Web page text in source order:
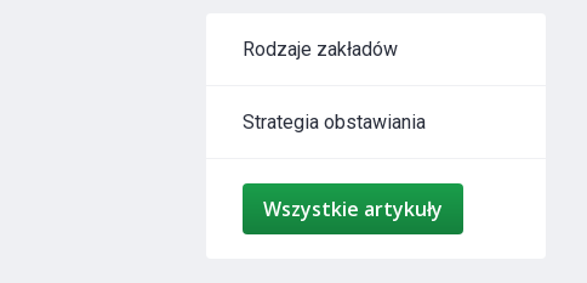
Rodzaje zakładów
Strategia obstawiania
Wszystkie artykuły